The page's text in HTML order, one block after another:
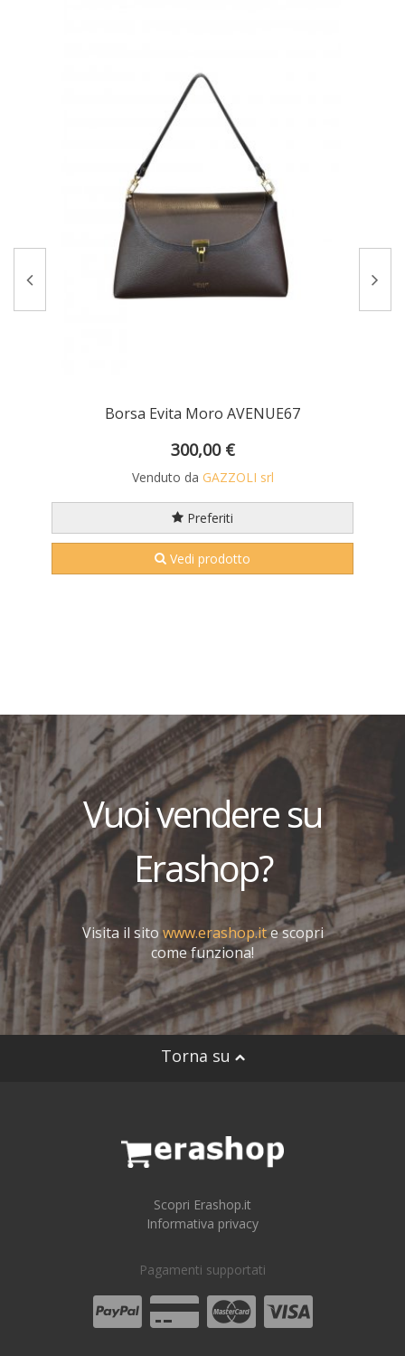
Borsa Evita Moro AVENUE67
300,00 €
Venduto da GAZZOLI srl
Preferiti
Vedi prodotto
Vuoi vendere su
Erashop?
Visita il sito www.erashop.ite scopri
come funziona!
Torna su
Scopri Erashop.it
Informativa privacy
Pagamenti supportati